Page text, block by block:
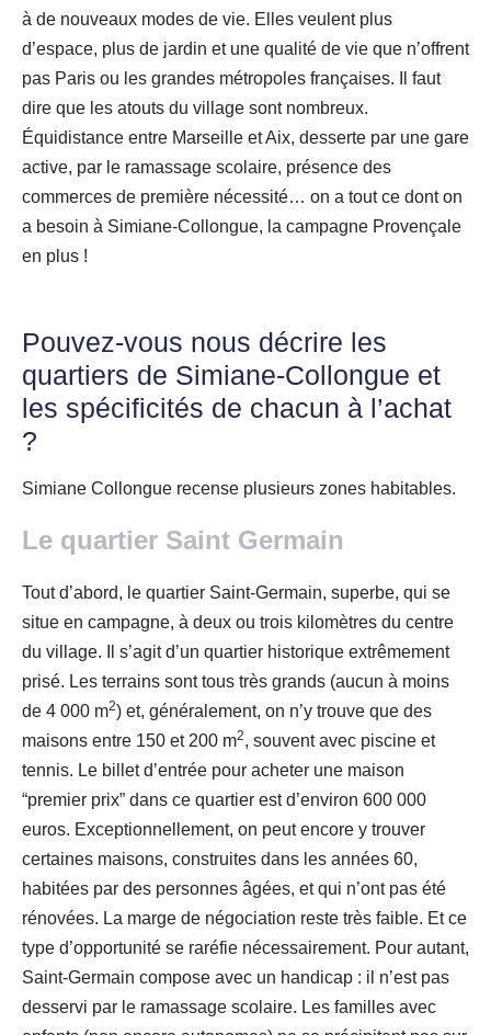
à de nouveaux modes de vie. Elles veulent plus
d’espace, plus de jardin et une qualité de vie que n’offrent
pas Paris ou les grandes métropoles françaises. Il faut
dire que les atouts du village sont nombreux.
Équidistance entre Marseille et Aix, desserte par une gare
active, par le ramassage scolaire, présence des
commerces de première nécessité… on a tout ce dont on
a besoin à Simiane-Collongue, la campagne Provençale
en plus !
Pouvez-vous nous décrire les
quartiers de Simiane-Collongue et
les spécificités de chacun à l’achat
?
Simiane Collongue recense plusieurs zones habitables.
Le quartier Saint Germain
Tout d’abord, le quartier Saint-Germain, superbe, qui se
situe en campagne, à deux ou trois kilomètres du centre
du village. Il s’agit d’un quartier historique extrêmement
prisé. Les terrains sont tous très grands (aucun à moins
de 4 000 m2) et, généralement, on n’y trouve que des
maisons entre 150 et 200 m2, souvent avec piscine et
tennis. Le billet d’entrée pour acheter une maison
“premier prix” dans ce quartier est d’environ 600 000
euros. Exceptionnellement, on peut encore y trouver
certaines maisons, construites dans les années 60,
habitées par des personnes âgées, et qui n’ont pas été
rénovées. La marge de négociation reste très faible. Et ce
type d’opportunité se raréfie nécessairement. Pour autant,
Saint-Germain compose avec un handicap : il n’est pas
desservi par le ramassage scolaire. Les familles avec